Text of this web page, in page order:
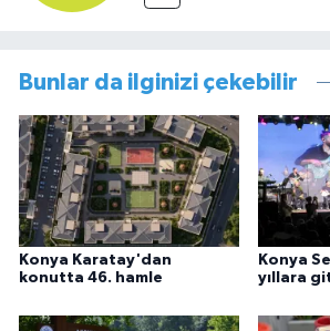
Bunlar da ilginizi çekebilir
Konya Karatay'dan
konutta 46. hamle
Konya
yıllara